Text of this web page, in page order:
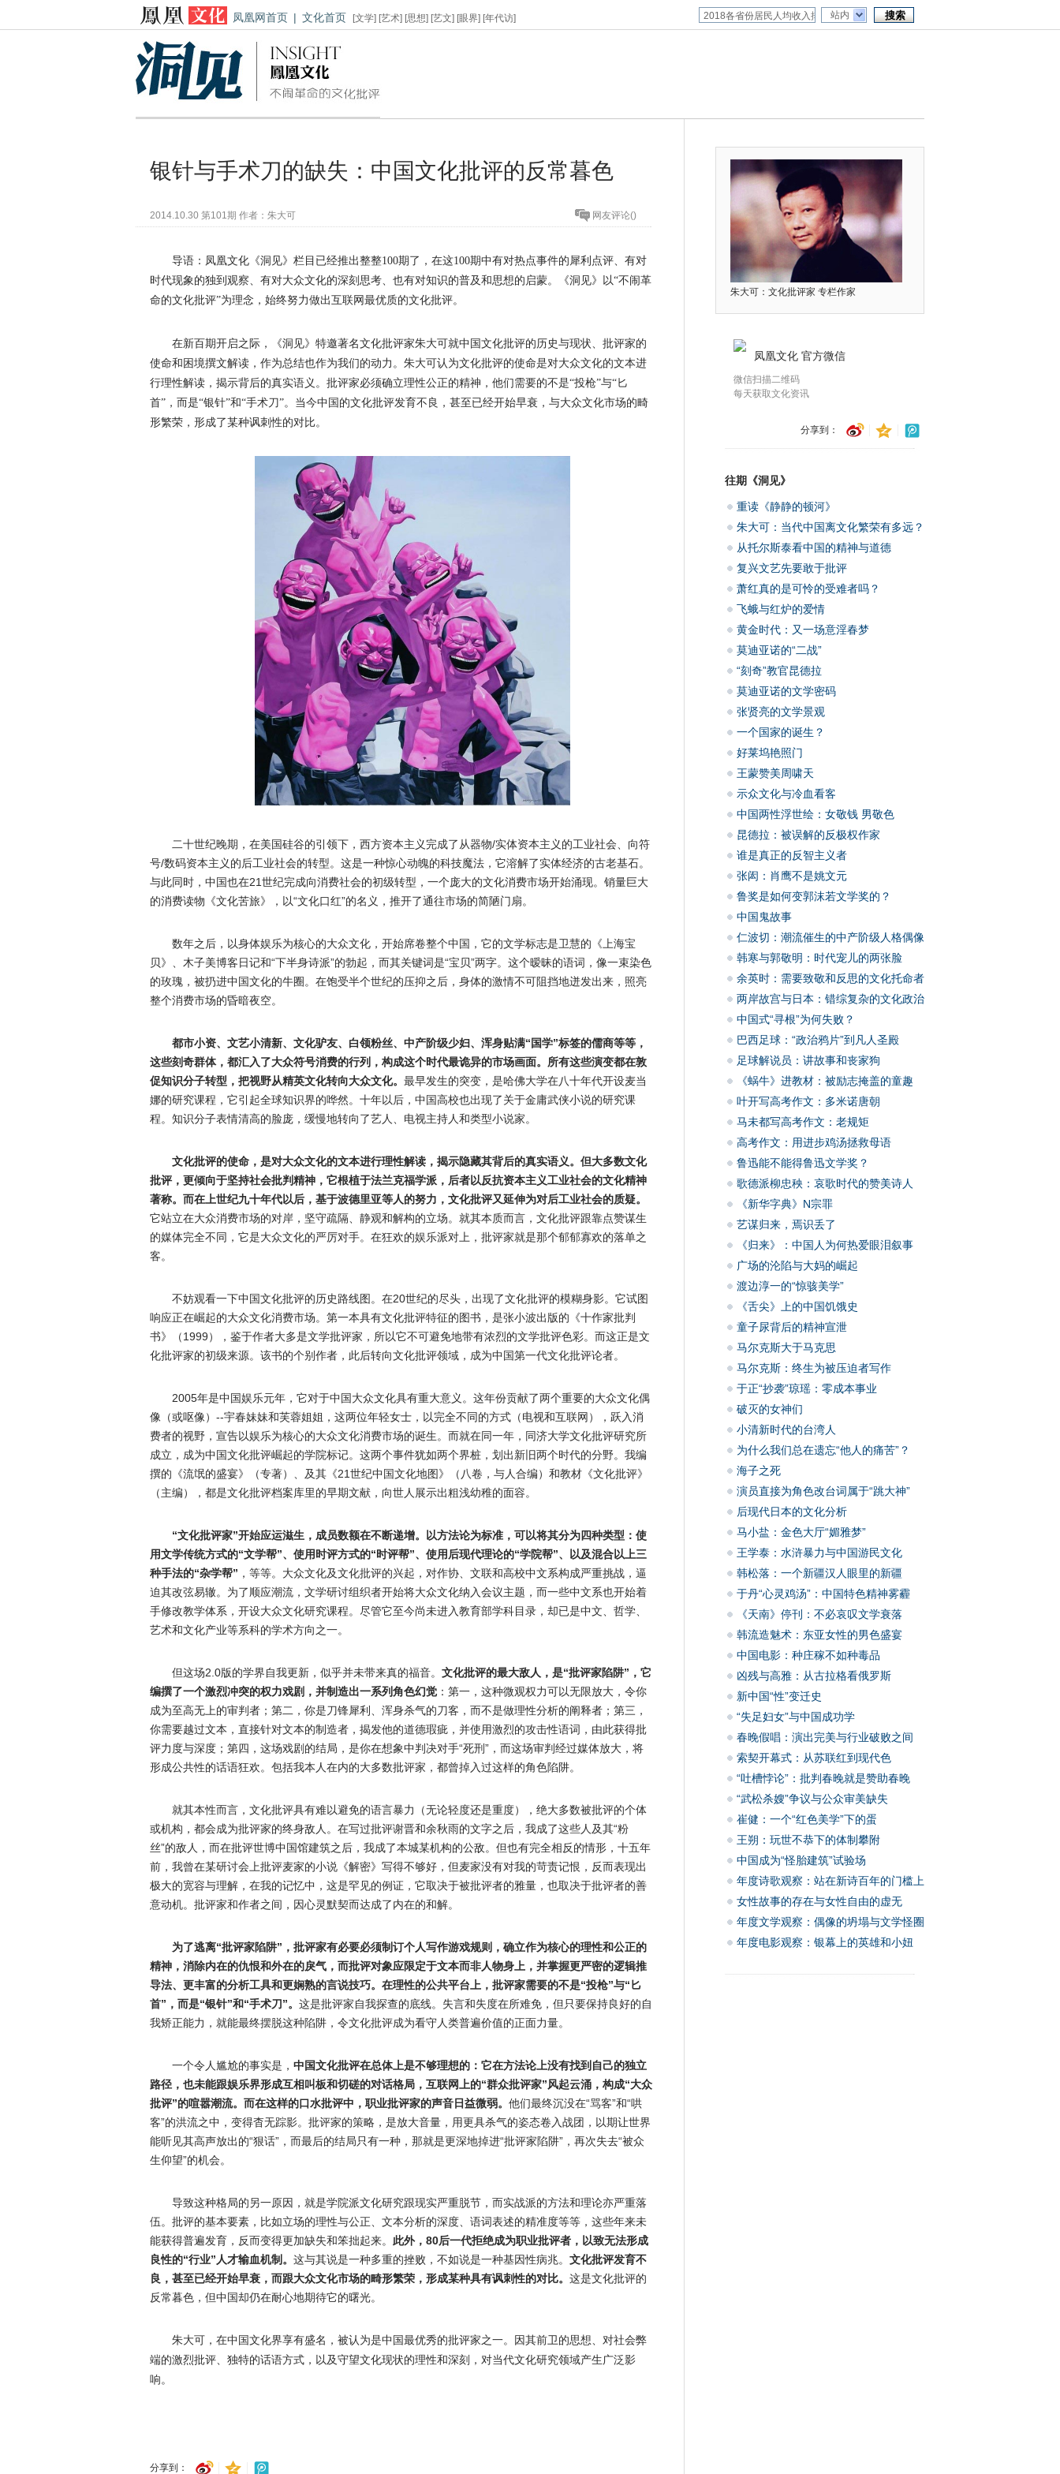
凤凰网首页 | 文化首页 [文学] [艺术] [思想] [艺文] [眼界] [年代访] 站内
银针与手术刀的缺失：中国文化批评的反常暮色
网友评论()
2014.10.30 第101期 作者：朱大可
导语：凤凰文化《洞见》栏目已经推出整整100期了，在这100期中有对热点事件的犀利点评、有对
时代现象的独到观察、有对大众文化的深刻思考、也有对知识的普及和思想的启蒙。《洞见》以“不闹革
命的文化批评”为理念，始终努力做出互联网最优质的文化批评。
在新百期开启之际，《洞见》特邀著名文化批评家朱大可就中国文化批评的历史与现状、批评家的
使命和困境撰文解读，作为总结也作为我们的动力。朱大可认为文化批评的使命是对大众文化的文本进
行理性解读，揭示背后的真实语义。批评家必须确立理性公正的精神，他们需要的不是“投枪”与“匕
首”，而是“银针”和“手术刀”。当今中国的文化批评发育不良，甚至已经开始早衰，与大众文化市场的畸
形繁荣，形成了某种讽刺性的对比。
二十世纪晚期，在美国硅谷的引领下，西方资本主义完成了从器物/实体资本主义的工业社会、向符
号/数码资本主义的后工业社会的转型。这是一种惊心动魄的科技魔法，它溶解了实体经济的古老基石。
与此同时，中国也在21世纪完成向消费社会的初级转型，一个庞大的文化消费市场开始涌现。销量巨大
的消费读物《文化苦旅》，以“文化口红”的名义，推开了通往市场的简陋门扇。
数年之后，以身体娱乐为核心的大众文化，开始席卷整个中国，它的文学标志是卫慧的《上海宝
贝》、木子美博客日记和“下半身诗派”的勃起，而其关键词是“宝贝”两字。这个暧昧的语词，像一束染色
的玫瑰，被扔进中国文化的牛圈。在饱受半个世纪的压抑之后，身体的激情不可阻挡地迸发出来，照亮
整个消费市场的昏暗夜空。
都市小资、文艺小清新、文化驴友、白领粉丝、中产阶级少妇、浑身贴满“国学”标签的儒商等等，
这些刻奇群体，都汇入了大众符号消费的行列，构成这个时代最诡异的市场画面。所有这些演变都在敦
促知识分子转型，把视野从精英文化转向大众文化。 最早发生的突变，是哈佛大学在八十年代开设麦当
娜的研究课程，它引起全球知识界的哗然。十年以后，中国高校也出现了关于金庸武侠小说的研究课
程。知识分子表情清高的脸庞，缓慢地转向了艺人、电视主持人和类型小说家。
文化批评的使命，是对大众文化的文本进行理性解读，揭示隐藏其背后的真实语义。但大多数文化
批评，更倾向于坚持社会批判精神，它根植于法兰克福学派，后者以反抗资本主义工业社会的文化精神
著称。而在上世纪九十年代以后，基于波德里亚等人的努力，文化批评又延伸为对后工业社会的质疑。
它站立在大众消费市场的对岸，坚守疏隔、静观和解构的立场。就其本质而言，文化批评跟靠点赞谋生
的媒体完全不同，它是大众文化的严厉对手。在狂欢的娱乐派对上，批评家就是那个郁郁寡欢的落单之
客。
不妨观看一下中国文化批评的历史路线图。在20世纪的尽头，出现了文化批评的模糊身影。它试图
响应正在崛起的大众文化消费市场。第一本具有文化批评特征的图书，是张小波出版的《十作家批判
书》（1999），鉴于作者大多是文学批评家，所以它不可避免地带有浓烈的文学批评色彩。而这正是文
化批评家的初级来源。该书的个别作者，此后转向文化批评领域，成为中国第一代文化批评论者。
2005年是中国娱乐元年，它对于中国大众文化具有重大意义。这年份贡献了两个重要的大众文化偶
像（或呕像）--宇春妹妹和芙蓉姐姐，这两位年轻女士，以完全不同的方式（电视和互联网），跃入消
费者的视野，宣告以娱乐为核心的大众文化消费市场的诞生。而就在同一年，同济大学文化批评研究所
成立，成为中国文化批评崛起的学院标记。这两个事件犹如两个界桩，划出新旧两个时代的分野。我编
撰的《流氓的盛宴》（专著）、及其《21世纪中国文化地图》（八卷，与人合编）和教材《文化批评》
（主编），都是文化批评档案库里的早期文献，向世人展示出粗浅幼稚的面容。
“文化批评家”开始应运滋生，成员数额在不断递增。以方法论为标准，可以将其分为四种类型：使
用文学传统方式的“文学帮”、使用时评方式的“时评帮”、使用后现代理论的“学院帮”、以及混合以上三
种手法的“杂学帮” ，等等。大众文化及文化批评的兴起，对作协、文联和高校中文系构成严重挑战，逼
迫其改弦易辙。为了顺应潮流，文学研讨组织者开始将大众文化纳入会议主题，而一些中文系也开始着
手修改教学体系，开设大众文化研究课程。尽管它至今尚未进入教育部学科目录，却已是中文、哲学、
艺术和文化产业等系科的学术方向之一。
但这场2.0版的学界自我更新，似乎并未带来真的福音。 文化批评的最大敌人，是“批评家陷阱”，它
编撰了一个激烈冲突的权力戏剧，并制造出一系列角色幻觉 ：第一，这种微观权力可以无限放大，令你
成为至高无上的审判者；第二，你是刀锋犀利、浑身杀气的刀客，而不是做理性分析的阐释者；第三，
你需要越过文本，直接针对文本的制造者，揭发他的道德瑕疵，并使用激烈的攻击性语词，由此获得批
评力度与深度；第四，这场戏剧的结局，是你在想象中判决对手“死刑”，而这场审判经过媒体放大，将
形成公共性的话语狂欢。包括我本人在内的大多数批评家，都曾掉入过这样的角色陷阱。
就其本性而言，文化批评具有难以避免的语言暴力（无论轻度还是重度），绝大多数被批评的个体
或机构，都会成为批评家的终身敌人。在写过批评谢晋和余秋雨的文字之后，我成了这些人及其“粉
丝”的敌人，而在批评世博中国馆建筑之后，我成了本城某机构的公敌。但也有完全相反的情形，十五年
前，我曾在某研讨会上批评麦家的小说《解密》写得不够好，但麦家没有对我的苛责记恨，反而表现出
极大的宽容与理解，在我的记忆中，这是罕见的例证，它取决于被批评者的雅量，也取决于批评者的善
意动机。批评家和作者之间，因心灵默契而达成了内在的和解。
为了逃离“批评家陷阱”，批评家有必要必须制订个人写作游戏规则，确立作为核心的理性和公正的
精神，消除内在的仇恨和外在的戾气，而批评对象应限定于文本而非人物身上，并掌握更严密的逻辑推
导法、更丰富的分析工具和更娴熟的言说技巧。在理性的公共平台上，批评家需要的不是“投枪”与“匕
首”，而是“银针”和“手术刀”。 这是批评家自我探查的底线。失言和失度在所难免，但只要保持良好的自
我矫正能力，就能最终摆脱这种陷阱，令文化批评成为看守人类普遍价值的正面力量。
一个令人尴尬的事实是， 中国文化批评在总体上是不够理想的：它在方法论上没有找到自己的独立
路径，也未能跟娱乐界形成互相叫板和切磋的对话格局，互联网上的“群众批评家”风起云涌，构成“大众
批评”的喧嚣潮流。而在这样的口水批评中，职业批评家的声音日益微弱。 他们最终沉没在“骂客”和“哄
客”的洪流之中，变得杳无踪影。批评家的策略，是放大音量，用更具杀气的姿态卷入战团，以期让世界
能听见其高声放出的“狠话”，而最后的结局只有一种，那就是更深地掉进“批评家陷阱”，再次失去“被众
生仰望”的机会。
导致这种格局的另一原因，就是学院派文化研究跟现实严重脱节，而实战派的方法和理论亦严重落
伍。批评的基本要素，比如立场的理性与公正、文本分析的深度、语词表述的精准度等等，这些年来未
能获得普遍发育，反而变得更加缺失和笨拙起来。 此外，80后一代拒绝成为职业批评者，以致无法形成
良性的“行业”人才输血机制。 这与其说是一种多重的挫败，不如说是一种基因性病兆。 文化批评发育不
良，甚至已经开始早衰，而跟大众文化市场的畸形繁荣，形成某种具有讽刺性的对比。 这是文化批评的
反常暮色，但中国却仍在耐心地期待它的曙光。
朱大可，在中国文化界享有盛名，被认为是中国最优秀的批评家之一。因其前卫的思想、对社会弊
端的激烈批评、独特的话语方式，以及守望文化现状的理性和深刻，对当代文化研究领域产生广泛影
响。
分享到：
朱大可：文化批评家 专栏作家
凤凰文化 官方微信
微信扫描二维码
每天获取文化资讯
分享到：
往期《洞见》
重读《静静的顿河》
朱大可：当代中国离文化繁荣有多远？
从托尔斯泰看中国的精神与道德
复兴文艺先要敢于批评
萧红真的是可怜的受难者吗？
飞蛾与红炉的爱情
黄金时代：又一场意淫春梦
莫迪亚诺的“二战”
“刻奇”教官昆德拉
莫迪亚诺的文学密码
张贤亮的文学景观
一个国家的诞生？
好莱坞艳照门
王蒙赞美周啸天
示众文化与冷血看客
中国两性浮世绘：女敬钱 男敬色
昆德拉：被误解的反极权作家
谁是真正的反智主义者
张闳：肖鹰不是姚文元
鲁奖是如何变郭沫若文学奖的？
中国鬼故事
仁波切：潮流催生的中产阶级人格偶像
韩寒与郭敬明：时代宠儿的两张脸
余英时：需要致敬和反思的文化托命者
两岸故宫与日本：错综复杂的文化政治
中国式“寻根”为何失败？
巴西足球：“政治鸦片”到凡人圣殿
足球解说员：讲故事和丧家狗
《蜗牛》进教材：被励志掩盖的童趣
叶开写高考作文：多米诺唐朝
马未都写高考作文：老规矩
高考作文：用进步鸡汤拯救母语
鲁迅能不能得鲁迅文学奖？
歌德派柳忠秧：哀歌时代的赞美诗人
《新华字典》N宗罪
艺谋归来，焉识丢了
《归来》：中国人为何热爱眼泪叙事
广场的沦陷与大妈的崛起
渡边淳一的“惊骇美学”
《舌尖》上的中国饥饿史
童子尿背后的精神宣泄
马尔克斯大于马克思
马尔克斯：终生为被压迫者写作
于正“抄袭”琼瑶：零成本事业
破灭的女神们
小清新时代的台湾人
为什么我们总在遗忘“他人的痛苦”？
海子之死
演员直接为角色改台词属于“跳大神”
后现代日本的文化分析
马小盐：金色大厅“媚雅梦”
王学泰：水浒暴力与中国游民文化
韩松落：一个新疆汉人眼里的新疆
于丹“心灵鸡汤”：中国特色精神雾霾
《天南》停刊：不必哀叹文学衰落
韩流造魅术：东亚女性的男色盛宴
中国电影：种庄稼不如种毒品
凶残与高雅：从古拉格看俄罗斯
新中国“性”变迁史
“失足妇女”与中国成功学
春晚假唱：演出完美与行业破败之间
索契开幕式：从苏联红到现代色
“吐槽悖论”：批判春晚就是赞助春晚
“武松杀嫂”争议与公众审美缺失
崔健：一个“红色美学”下的蛋
王朔：玩世不恭下的体制攀附
中国成为“怪胎建筑”试验场
年度诗歌观察：站在新诗百年的门槛上
女性故事的存在与女性自由的虚无
年度文学观察：偶像的坍塌与文学怪圈
年度电影观察：银幕上的英雄和小妞